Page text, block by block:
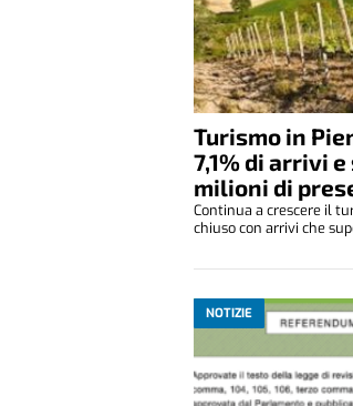
Turismo in
7,1% di arrivi
milioni di
Continua a crescere il
chiuso con arrivi che
NOTIZIE